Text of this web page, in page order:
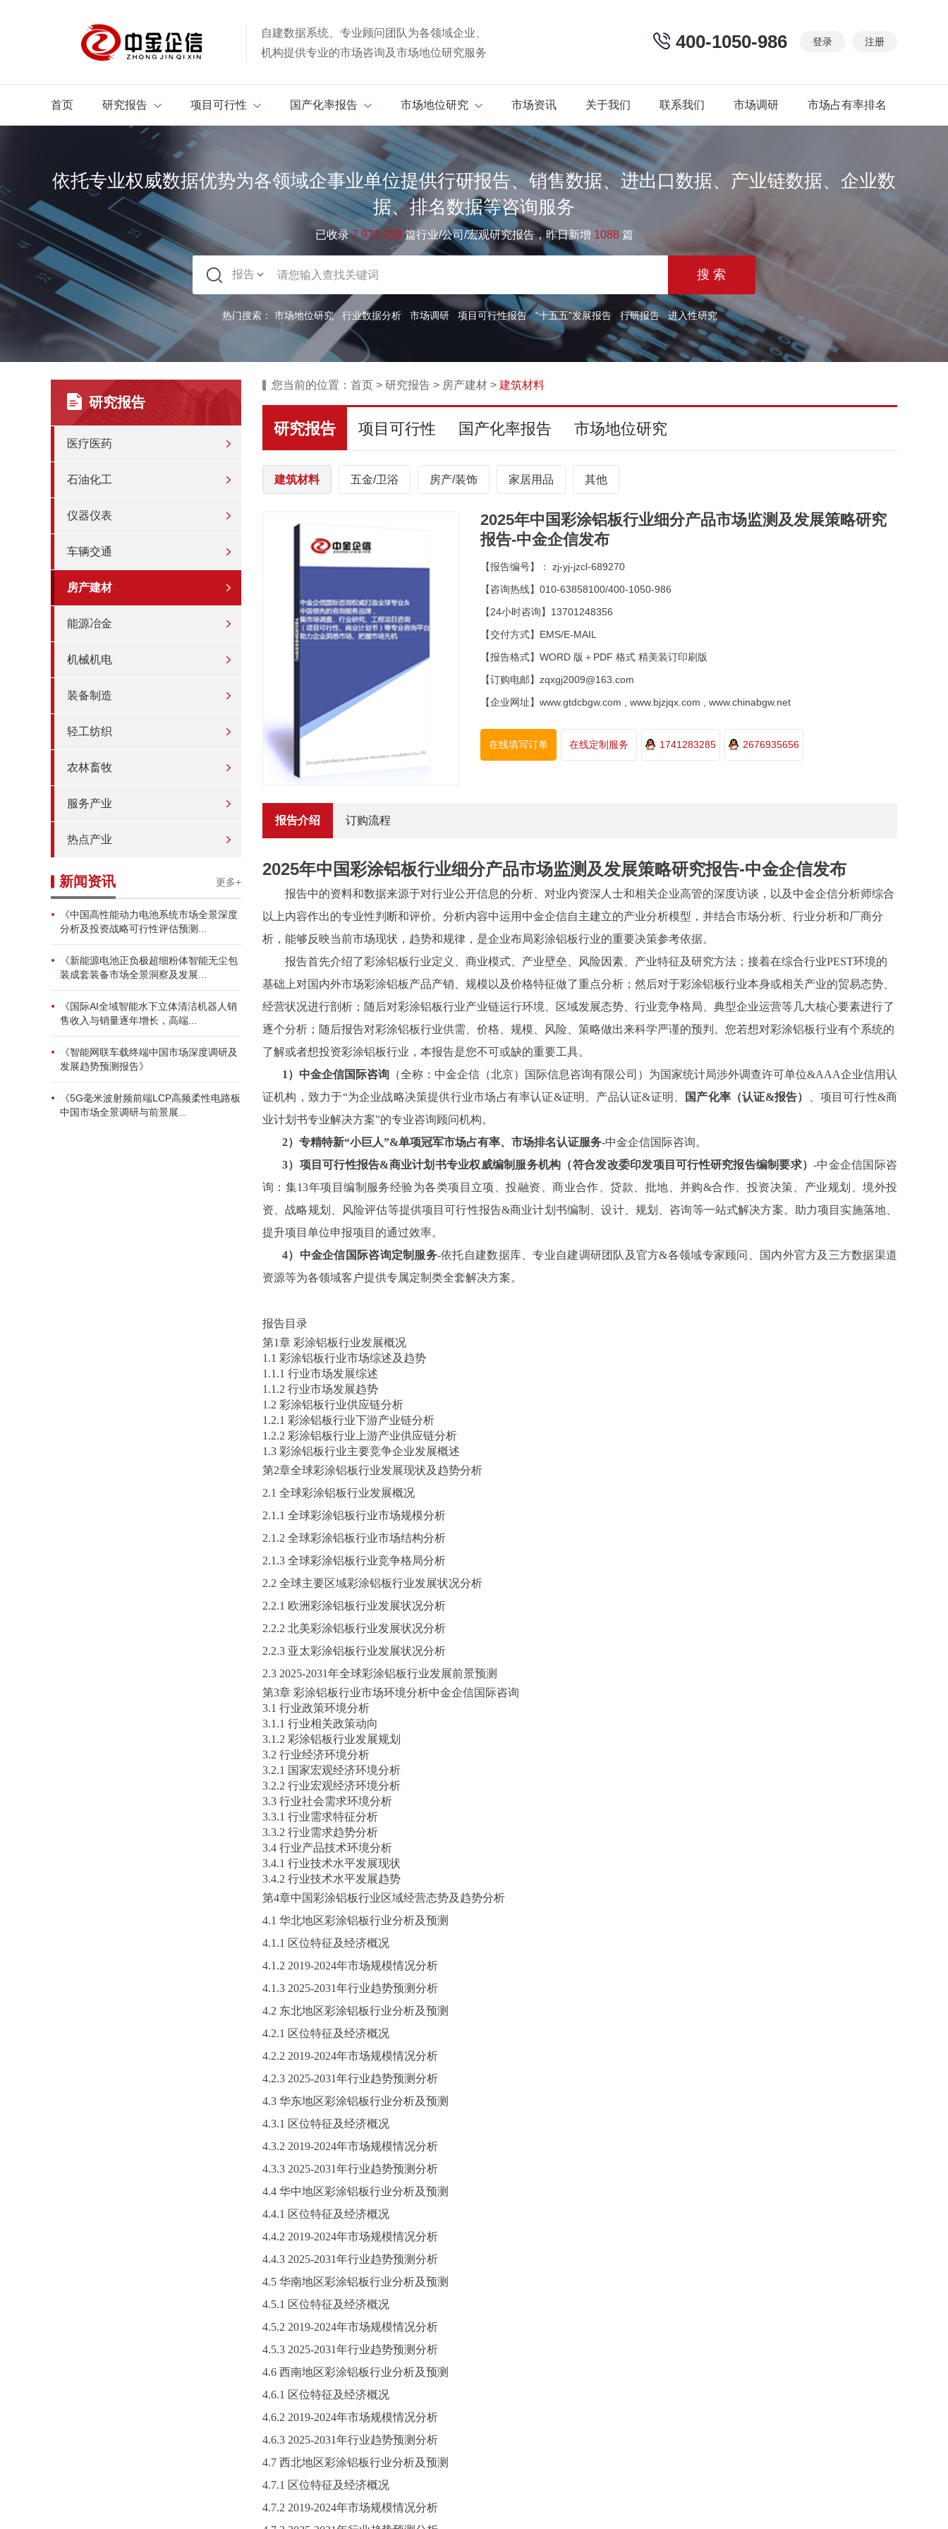
自建数据系统、专业顾问团队为各领域企业、
机构提供专业的市场咨询及市场地位研究服务
登录 注册
400-1050-986
首页 研究报告 项目可行性 国产化率报告 市场地位研究 市场资讯 关于我们 联系我们 市场调研 市场占有率排名
依托专业权威数据优势为各领域企事业单位提供行研报告、销售数据、进出口数据、产业链数据、企业数
据、排名数据等咨询服务
已收录7.973.258 篇行业/公司/宏观研究报告，昨日新增 1088 篇
热门搜索： 市场地位研究 行业数据分析 市场调研 项目可行性报告 “十五五”发展报告 行研报告 进入性研究
研究报告
医疗医药
石油化工
仪器仪表
车辆交通
房产建材
能源冶金
机械机电
装备制造
轻工纺织
农林畜牧
服务产业
热点产业
新闻资讯 更多+
《中国高性能动力电池系统市场全景深度
分析及投资战略可行性评估预测...
《新能源电池正负极超细粉体智能无尘包
装成套装备市场全景洞察及发展...
《国际AI全域智能水下立体清洁机器人销
售收入与销量逐年增长，高端...
《智能网联车载终端中国市场深度调研及
发展趋势预测报告》
《5G毫米波射频前端LCP高频柔性电路板
中国市场全景调研与前景展...
您当前的位置： 首页 > 研究报告 > 房产建材 > 建筑材料
研究报告 项目可行性 国产化率报告 市场地位研究
建筑材料 五金/卫浴 房产/装饰 家居用品 其他
2025年中国彩涂铝板行业细分产品市场监测及发展策略研究
报告-中金企信发布
【报告编号】： zj-yj-jzcl-689270
【咨询热线】010-63858100/400-1050-986
【24小时咨询】13701248356
【交付方式】EMS/E-MAIL
【报告格式】WORD 版＋PDF 格式 精美装订印刷版
【订购电邮】zqxgj2009@163.com
【企业网址】www.gtdcbgw.com , www.bjzjqx.com , www.chinabgw.net
在线填写订单 在线定制服务 1741283285 2676935656
报告介绍 订购流程
2025年中国彩涂铝板行业细分产品市场监测及发展策略研究报告-中金企信发布
报告中的资料和数据来源于对行业公开信息的分析、对业内资深人士和相关企业高管的深度访谈，以及 中金企信分析师综合
以上内容作出的专业性判断和评价。分析内容中运用 中金企信自主建立的产业分析模型，并结合市场分析、行业分析和厂商分
析，能够反映当前市场现状，趋势和规律，是企业布局彩涂铝板行业的重要决策参考依据。
报告首先介绍了彩涂铝板行业定义、商业模式、产业壁垒、风险因素、产业特征及研究方法；接着在综合行业PEST环境的
基础上对国内外市场彩涂铝板产品产销、规模以及价格特征做了重点分析；然后对于彩涂铝板行业本身或相关产业的贸易态势、
经营状况进行剖析；随后对彩涂铝板行业产业链运行环境、区域发展态势、行业竞争格局、典型企业运营等几大核心要素进行了
逐个分析；随后报告对彩涂铝板行业供需、价格、规模、风险、策略做出来科学严谨的预判。您若想对彩涂铝板行业有个系统的
了解或者想投资彩涂铝板行业，本报告是您不可或缺的重要工具。
1）中金企信国际咨询 （全称：中金企信（北京）国际信息咨询有限公司）为国家统计局涉外调查许可单位&AAA企业信用认
证机构，致力于“为企业战略决策提供行业市场占有率认证&证明、产品认证&证明、 国产化率（认证&报告） 项目可行性&商
业计划书专业解决方案”的专业咨询顾问机构。
2）专精特新“小巨人”&单项冠军市场占有率、市场排名认证服务-中金企信国际咨询。
3）项目可行性报告&商业计划书专业权威编制服务机构（符合发改委印发项目可行性研究报告编制要求）-中金企信国际咨
询：集13年项目编制服务经验为各类项目立项、投融资、商业合作、贷款、批地、并购&合作、投资决策、产业规划、境外投
资、战略规划、风险评估等提供项目可行性报告&商业计划书编制、设计、规划、咨询等一站式解决方案。助力项目实施落地、
提升项目单位申报项目的通过效率。
4）中金企信国际咨询定制服务-依托自建数据库、专业自建调研团队及官方&各领域专家顾问、国内外官方及三方数据渠道
资源等为各领域客户提供专属定制类全套解决方案。
报告目录
第1章 彩涂铝板行业发展概况
1.1 彩涂铝板行业市场综述及趋势
1.1.1 行业市场发展综述
1.1.2 行业市场发展趋势
1.2 彩涂铝板行业供应链分析
1.2.1 彩涂铝板行业下游产业链分析
1.2.2 彩涂铝板行业上游产业供应链分析
1.3 彩涂铝板行业主要竞争企业发展概述
第2章全球彩涂铝板行业发展现状及趋势分析
2.1 全球彩涂铝板行业发展概况
2.1.1 全球彩涂铝板行业市场规模分析
2.1.2 全球彩涂铝板行业市场结构分析
2.1.3 全球彩涂铝板行业竞争格局分析
2.2 全球主要区域彩涂铝板行业发展状况分析
2.2.1 欧洲彩涂铝板行业发展状况分析
2.2.2 北美彩涂铝板行业发展状况分析
2.2.3 亚太彩涂铝板行业发展状况分析
2.3 2025-2031年全球彩涂铝板行业发展前景预测
第3章 彩涂铝板行业市场环境分析中金企信国际咨询
3.1 行业政策环境分析
3.1.1 行业相关政策动向
3.1.2 彩涂铝板行业发展规划
3.2 行业经济环境分析
3.2.1 国家宏观经济环境分析
3.2.2 行业宏观经济环境分析
3.3 行业社会需求环境分析
3.3.1 行业需求特征分析
3.3.2 行业需求趋势分析
3.4 行业产品技术环境分析
3.4.1 行业技术水平发展现状
3.4.2 行业技术水平发展趋势
第4章中国彩涂铝板行业区域经营态势及趋势分析
4.1 华北地区彩涂铝板行业分析及预测
4.1.1 区位特征及经济概况
4.1.2 2019-2024年市场规模情况分析
4.1.3 2025-2031年行业趋势预测分析
4.2 东北地区彩涂铝板行业分析及预测
4.2.1 区位特征及经济概况
4.2.2 2019-2024年市场规模情况分析
4.2.3 2025-2031年行业趋势预测分析
4.3 华东地区彩涂铝板行业分析及预测
4.3.1 区位特征及经济概况
4.3.2 2019-2024年市场规模情况分析
4.3.3 2025-2031年行业趋势预测分析
4.4 华中地区彩涂铝板行业分析及预测
4.4.1 区位特征及经济概况
4.4.2 2019-2024年市场规模情况分析
4.4.3 2025-2031年行业趋势预测分析
4.5 华南地区彩涂铝板行业分析及预测
4.5.1 区位特征及经济概况
4.5.2 2019-2024年市场规模情况分析
4.5.3 2025-2031年行业趋势预测分析
4.6 西南地区彩涂铝板行业分析及预测
4.6.1 区位特征及经济概况
4.6.2 2019-2024年市场规模情况分析
4.6.3 2025-2031年行业趋势预测分析
4.7 西北地区彩涂铝板行业分析及预测
4.7.1 区位特征及经济概况
4.7.2 2019-2024年市场规模情况分析